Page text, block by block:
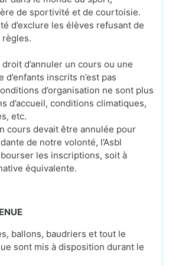
de sportivité et de courtoisie.
d’exclure les élèves refusant de
règles.
droit d’annuler un cours ou une
inscrits n’est pas
d’organisation ne sont plus
d’accueil, conditions climatiques,
etc.
cours devait être annulée pour
de notre volonté, l’Asbl
les inscriptions, soit à
équivalente.
ballons, baudriers et tout le
sont mis à disposition durant le